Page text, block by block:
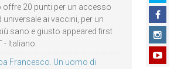
offre 20 punti per un accesso
universale ai vaccini, per un
sano e giusto appeared first
- Italiano.
Francesco. Un uomo di